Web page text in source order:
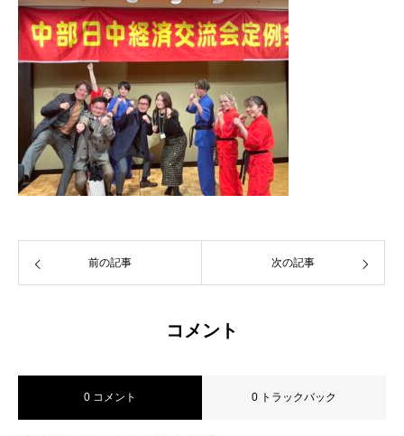
前の記事 次の記事
コメント
0 コメント 0 トラックバック